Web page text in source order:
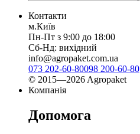
Контакти
м.Київ
Пн-Пт з 9:00 до 18:00
Сб-Нд: вихідний
info@agropaket.com.ua
073 202-60-80098 200-60-80
© 2015—2026 Agropaket
Компанія
Допомога